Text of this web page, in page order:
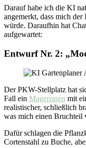
Darauf habe ich die KI
angemerkt, dass mich
würde. Daraufhin hat
aufgewartet:
Entwurf Nr. 2:
Der PKW-Stellplatz hat
Fall ein Magerrasen mit
realistischer, schließlich
was mich einen Bruchteil
Dafür schlagen die
Cortenstahl zu Buche,